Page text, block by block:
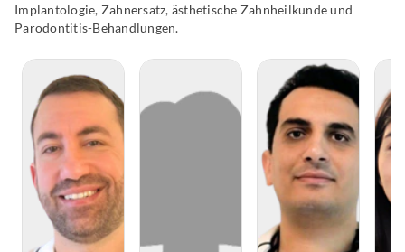
Implantologie, Zahnersatz, ästhetische Zahnheilkunde und
Parodontitis-Behandlungen.